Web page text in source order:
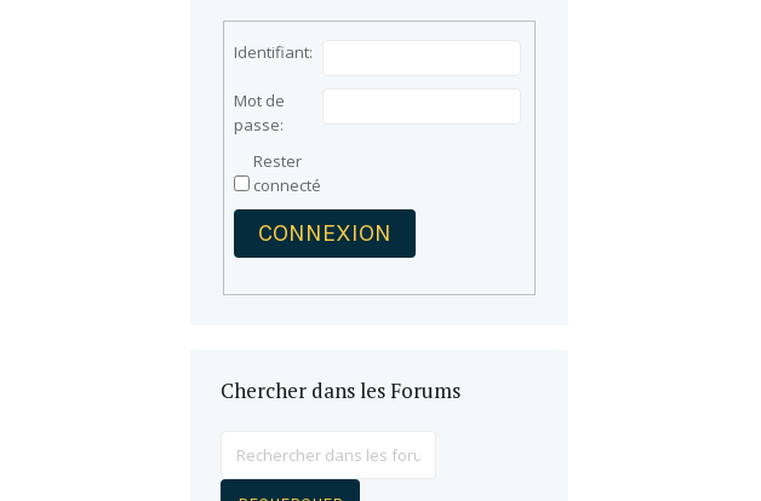
Identifiant:
Mot de
passe:
Rester
connecté
CONNEXION
Chercher dans les Forums